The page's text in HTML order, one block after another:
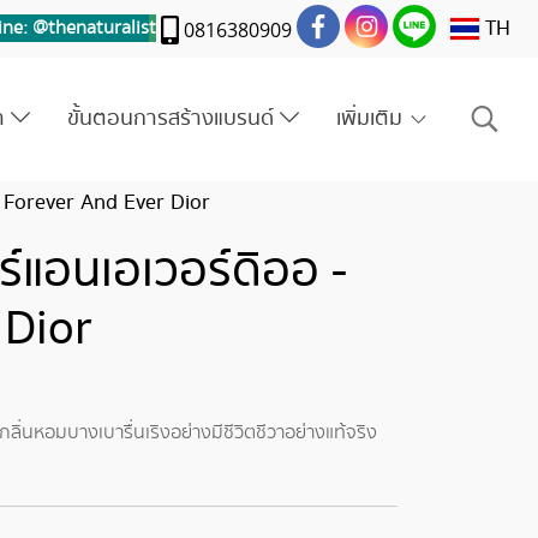
@thenaturalist 0816380909 TH
ขั้นตอนการสร้างแบรนด์ เพิ่มเติม
And Ever Dior
อนเอเวอร์ดิออ -
หอมบางเบารื่นเริงอย่างมีชีวิตชีวาอย่างแท้จริง